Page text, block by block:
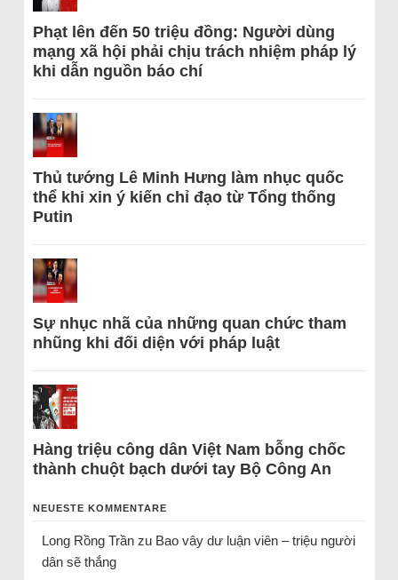
Phạt lên đến 50 triệu đồng: Người dùng
mạng xã hội phải chịu trách nhiệm pháp lý
khi dẫn nguồn báo chí
Thủ tướng Lê Minh Hưng làm nhục quốc
thể khi xin ý kiến chỉ đạo từ Tổng thống
Putin
Sự nhục nhã của những quan chức tham
nhũng khi đối diện với pháp luật
Hàng triệu công dân Việt Nam bỗng chốc
thành chuột bạch dưới tay Bộ Công An
NEUESTE KOMMENTARE
Long Rồng Trầnzu Bao vây dư luận viên – triệu người
dân sẽ thắng